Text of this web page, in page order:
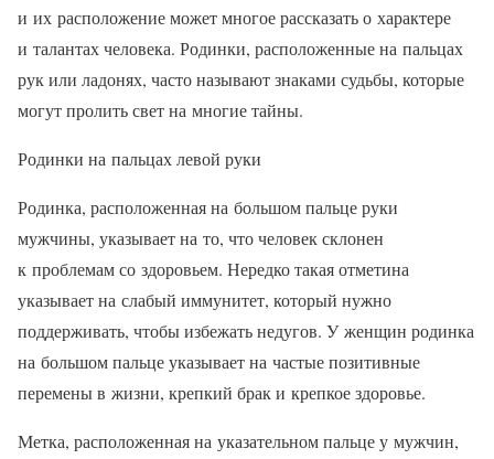
и их расположение может многое рассказать о характере
и талантах человека. Родинки, расположенные на пальцах
рук или ладонях, часто называют знаками судьбы, которые
могут пролить свет на многие тайны.
Родинки на пальцах левой руки
Родинка, расположенная на большом пальце руки
мужчины, указывает на то, что человек склонен
к проблемам со здоровьем. Нередко такая отметина
указывает на слабый иммунитет, который нужно
поддерживать, чтобы избежать недугов. У женщин родинка
на большом пальце указывает на частые позитивные
перемены в жизни, крепкий брак и крепкое здоровье.
Метка, расположенная на указательном пальце у мужчин,